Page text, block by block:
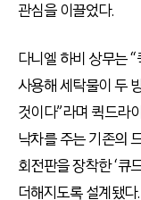
관심을 이끌었다.
다니엘 하비 상무는
사용해 세탁물이 두
것이다”라며 퀵드라
낙차를 주는 기존의
회전판을 장착한 ‘큐
더해지도록 설계됐